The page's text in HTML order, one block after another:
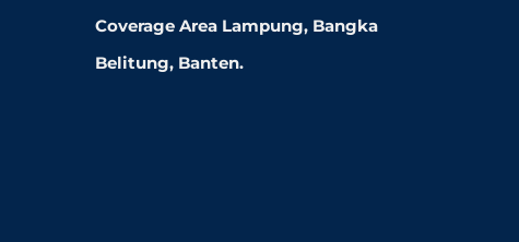
Coverage Area Lampung, Bangka
Belitung, Banten.